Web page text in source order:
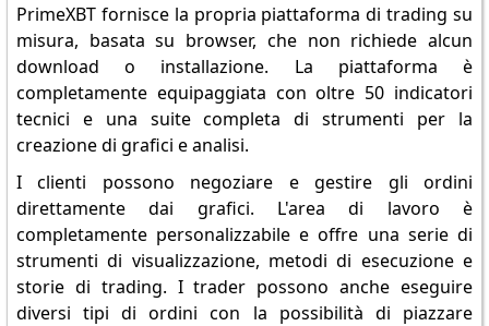
PrimeXBT fornisce la propria piattaforma di trading su
misura, basata su browser, che non richiede alcun
download o installazione. La piattaforma è
completamente equipaggiata con oltre 50 indicatori
tecnici e una suite completa di strumenti per la
creazione di grafici e analisi.
I clienti possono negoziare e gestire gli ordini
direttamente dai grafici. L'area di lavoro è
completamente personalizzabile e offre una serie di
strumenti di visualizzazione, metodi di esecuzione e
storie di trading. I trader possono anche eseguire
diversi tipi di ordini con la possibilità di piazzare